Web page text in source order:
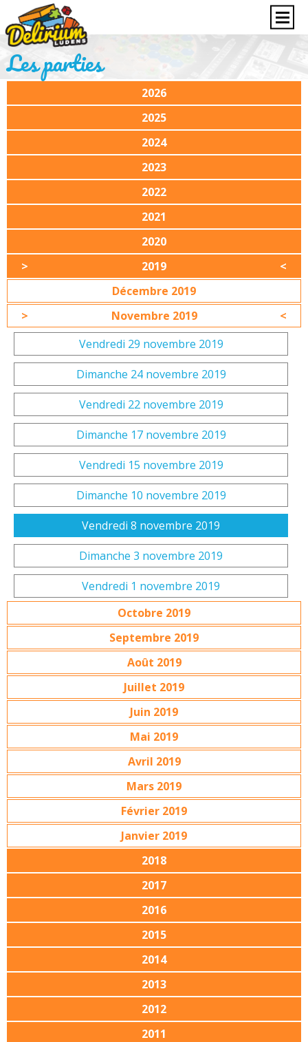
Les parties
2026
2025
2024
2023
2022
2021
2020
2019
Décembre 2019
Novembre 2019
Vendredi 29 novembre 2019
Dimanche 24 novembre 2019
Vendredi 22 novembre 2019
Dimanche 17 novembre 2019
Vendredi 15 novembre 2019
Dimanche 10 novembre 2019
Vendredi 8 novembre 2019
Dimanche 3 novembre 2019
Vendredi 1 novembre 2019
Octobre 2019
Septembre 2019
Août 2019
Juillet 2019
Juin 2019
Mai 2019
Avril 2019
Mars 2019
Février 2019
Janvier 2019
2018
2017
2016
2015
2014
2013
2012
2011